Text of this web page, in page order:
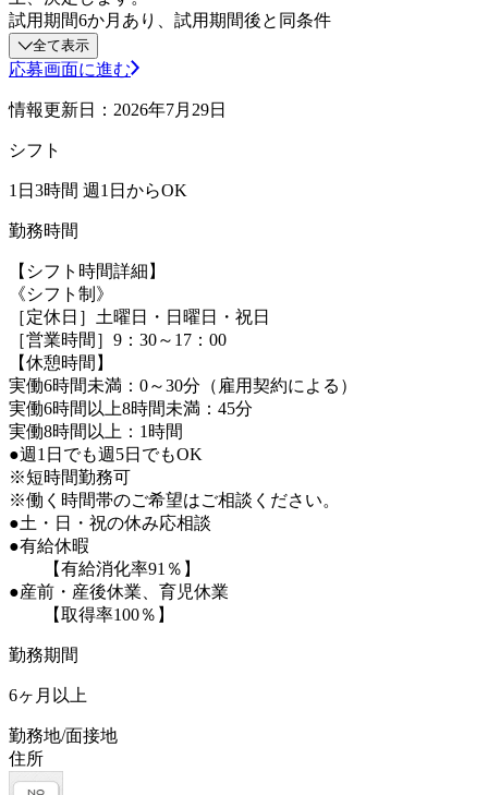
試用期間6か月あり、試用期間後と同条件
全て表示
応募画面に進む
情報更新日：2026年7月29日
シフト
1日3時間 週1日からOK
勤務時間
【シフト時間詳細】
《シフト制》
［定休日］土曜日・日曜日・祝日
［営業時間］9：30～17：00
【休憩時間】
実働6時間未満：0～30分（雇用契約による）
実働6時間以上8時間未満：45分
実働8時間以上：1時間
●週1日でも週5日でもOK
※短時間勤務可
※働く時間帯のご希望はご相談ください。
●土・日・祝の休み応相談
●有給休暇
【有給消化率91％】
●産前・産後休業、育児休業
【取得率100％】
勤務期間
6ヶ月以上
勤務地/面接地
住所